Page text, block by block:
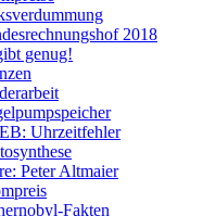
2018
genug!
Uhrzeitfehler
Peter Altmaier
Fakten